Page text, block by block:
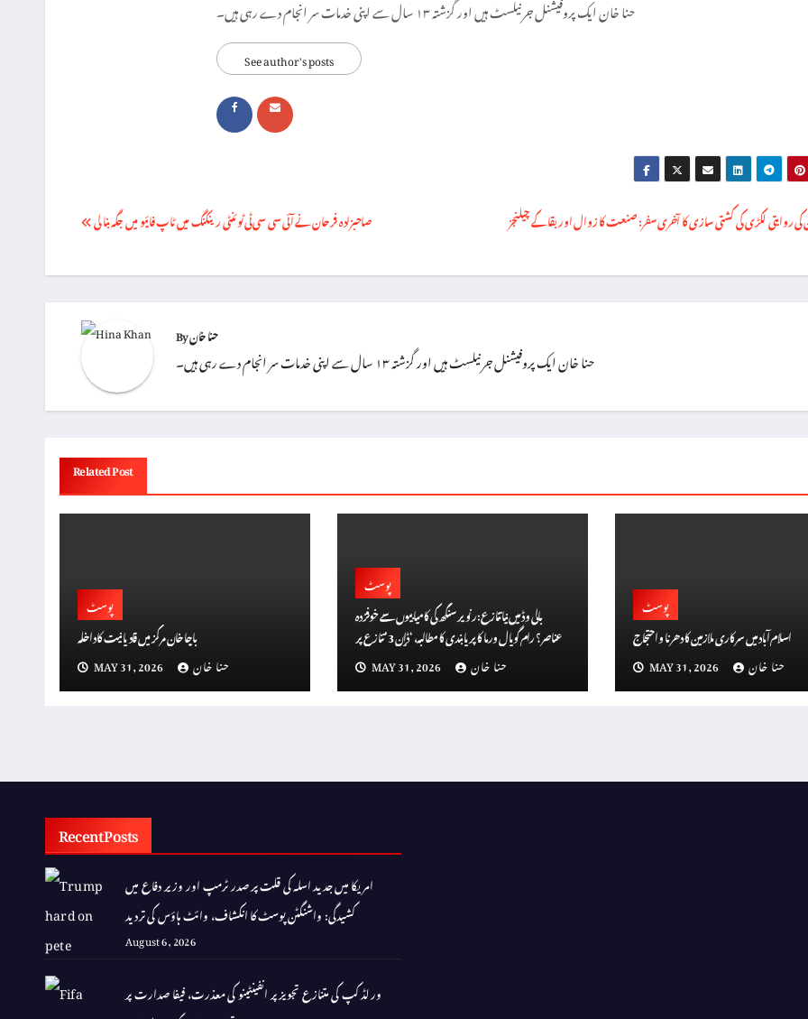
حنا خان ایک پروفیشنل جرنیلسٹ ہیں اور گزشتہ ۱۳ سال سے اپنی خدمات سر انجام دے رہی ہیں۔
See author's posts
Post
کی روایتی لکڑی کی کشتی سازی کا آخری سفر: صنعت کا زوال اور بقا کے چیلنجز صاحبزادہ فرحان نے آئی سی سی ٹی ٹوئنٹی رینکنگ میں ٹاپ فائیو میں جگہ بنا لی
Byحنا خان
حنا خان ایک پروفیشنل جرنیلسٹ ہیں اور گزشتہ ۱۳ سال سے اپنی خدمات سر انجام دے رہی ہیں۔
Related Post
پوسٹ
باچا خان مرکز میں قادیانیت کا داخلہ
MAY 31, 2026
حنا خان
پوسٹ
بالی وڈ میں نیا تنازع: رنویر سنگھ کی کامیابیوں سے خوفزدہ
عناصر؟ رام گوپال ورما کا پر پابندی کا مطالبہ، ‘ڈان 3’ تنازع پر
سنگین الزامات
MAY 31, 2026 حنا خان
پوسٹ
اسلام آباد میں سرکاری ملازمین کا دھرنا و احتجاج
MAY 31, 2026
حنا خان
Recent Posts
امریکا میں جدید اسلہ کی قلت پر صدر ٹرمپ اور وزیر دفاع میں
کشیدگی: واشنگٹن پوسٹ کا انکشاف، وائٹ ہاؤس کی تردید
August 6, 2026
ورلڈ کپ کی متنازع تجویز پر انفینٹینو کی معذرت، فیفا صدارت پر